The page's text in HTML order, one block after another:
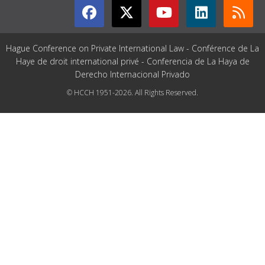
Hague Conference on Private International Law - Conférence de La
Haye de droit international privé - Conferencia de La Haya de
Derecho Internacional Privado
© HCCH 1951-2026. All Rights Reserved.